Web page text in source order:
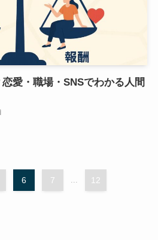
愛・職場・SNSでわかる人間
6 7 ... 12